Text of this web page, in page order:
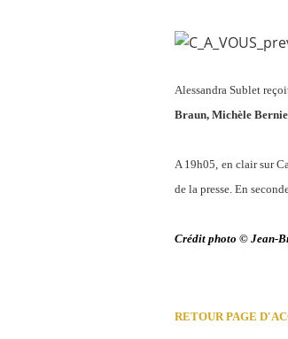
Alessandra Sublet
Braun, Michèle
A 19h05, en clair sur
de la presse. En
Crédit photo © Jean-
RETOUR PAGE